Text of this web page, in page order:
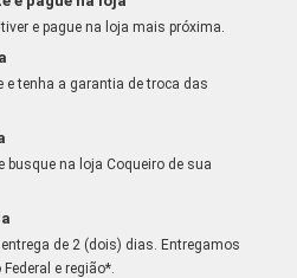
e pague na loja mais próxima.
e tenha a garantia de troca das
busque na loja Coqueiro de sua
de 2 (dois) dias. Entregamos
e região*.